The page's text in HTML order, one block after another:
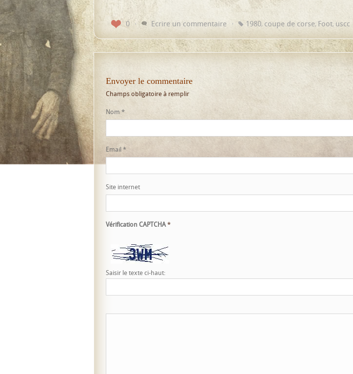
0 Ecrire un commentaire 1980, coupe de corse, Foot, uscc
Envoyer le commentaire
Champs obligatoire à remplir
Nom *
Email*
Site internet
Vérification CAPTCHA*
Saisir le texte ci-haut: